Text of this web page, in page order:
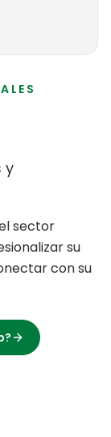
y
sector
su
con su
?